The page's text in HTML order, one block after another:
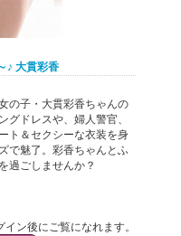
♪ 大貫彩香
の子・大貫彩香ちゃんの
グドレスや、婦人警官、
ト＆セクシーな衣装を身
で魅了。彩香ちゃんとふ
過ごしませんか？
ン後にご覧になれます。